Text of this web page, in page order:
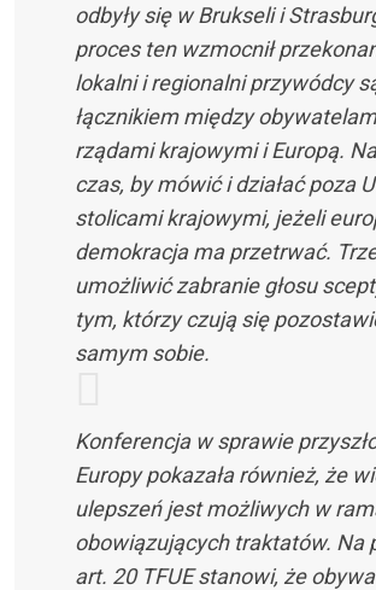
odbyły się w Brukseli i
proces ten wzmocnił
lokalni i regionalni przywódcy
łącznikiem między
rządami krajowymi i Europą.
czas, by mówić i działać poza
stolicami krajowymi, jeżeli
demokracja ma przetrwać.
umożliwić zabranie głosu
tym, którzy czują się
samym sobie.
Konferencja w sprawie
Europy pokazała również, że
ulepszeń jest możliwych w
obowiązujących traktatów. Na
art. 20 TFUE stanowi, że